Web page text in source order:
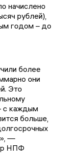
начислено
рублей),
годом – до
более
они
Это
с каждым
больше,
—
НПФ